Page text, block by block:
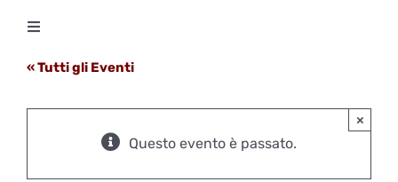
contenuto
Toggle
Degustazioni
Storico Eventi
« Tutti gli Eventi
Questo evento è passato.
×